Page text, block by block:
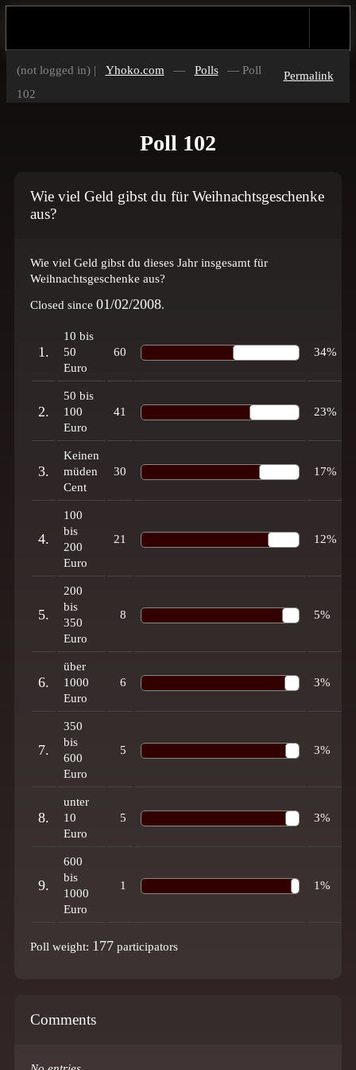
(not logged in) | Yhoko.com — Polls
— Poll
102
Permalink
Poll 102
Wie viel Geld gibst du für Weihnachtsgeschenke
aus?
Wie viel Geld gibst du dieses Jahr insgesamt für
Weihnachtsgeschenke aus?
Closed since 01/02/2008.
1.
10 bis
50
Euro
60 34%
2.
50 bis
100
Euro
41 23%
3.
Keinen
müden
Cent
30 17%
4.
100
bis
200
Euro
21 12%
5.
200
bis
350
Euro
8 5%
6.
über
1000
Euro
6 3%
7.
350
bis
600
Euro
5 3%
8.
unter
10
Euro
5 3%
9.
600
bis
1000
Euro
1 1%
Poll weight: 177 participators
Comments